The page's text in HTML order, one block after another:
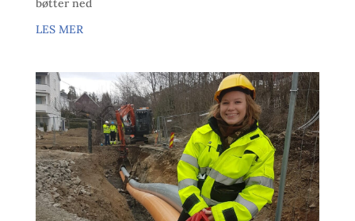
bøtter ned
LES MER